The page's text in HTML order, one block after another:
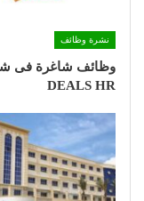
نشرة وظائف
وظائف شاغرة فى
DEALS HR